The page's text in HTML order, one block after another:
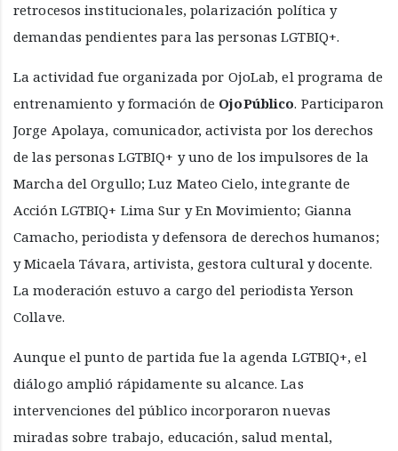
retrocesos institucionales, polarización política y
demandas pendientes para las personas LGTBIQ+.
La actividad fue organizada por OjoLab, el programa de
entrenamiento y formación de OjoPúblico. Participaron
Jorge Apolaya, comunicador, activista por los derechos
de las personas LGTBIQ+ y uno de los impulsores de la
Marcha del Orgullo; Luz Mateo Cielo, integrante de
Acción LGTBIQ+ Lima Sur y En Movimiento; Gianna
Camacho, periodista y defensora de derechos humanos;
y Micaela Távara, artivista, gestora cultural y docente.
La moderación estuvo a cargo del periodista Yerson
Collave.
Aunque el punto de partida fue la agenda LGTBIQ+, el
diálogo amplió rápidamente su alcance. Las
intervenciones del público incorporaron nuevas
miradas sobre trabajo, educación, salud mental,